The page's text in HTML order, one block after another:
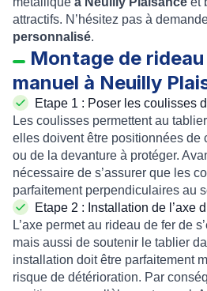
attractifs. N’hésitez pas à
personnalisé.
Montage de
manuel à Neuilly
Etape 1 : Poser les coulisses
Les coulisses permettent au
elles doivent être positionnées de
ou de la devanture à protéger.
nécessaire de s’assurer que les
parfaitement perpendiculaires au
Etape 2 : Installation de l’axe
L’axe permet au rideau de fer de
mais aussi de soutenir le tablier
installation doit être parfaitement
risque de détérioration. Par